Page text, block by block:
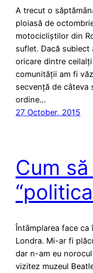
A trecut o
ploiasă de
motocicliștilor din
suflet. Dacă
oricare dintre
comunității am fi
secvență de câteva
ordine…
27 October, 2015
Cum
Întâmplarea face ca
Londra. Mi-ar fi
dar n-am eu
vizitez muzeul